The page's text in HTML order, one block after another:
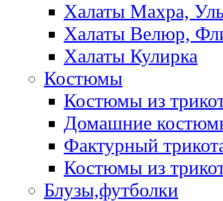
Халаты Махра,
Халаты Велюр,
Халаты Кулирка
Костюмы
Костюмы из
Домашние
Фактурный
Костюмы из
Блузы,футболки